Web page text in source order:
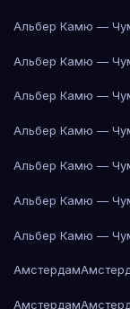
Альбер Камю —
Альбер Камю —
Альбер Камю —
Альбер Камю —
Альбер Камю —
Альбер Камю —
Альбер Камю —
Амстердам
Амстердам